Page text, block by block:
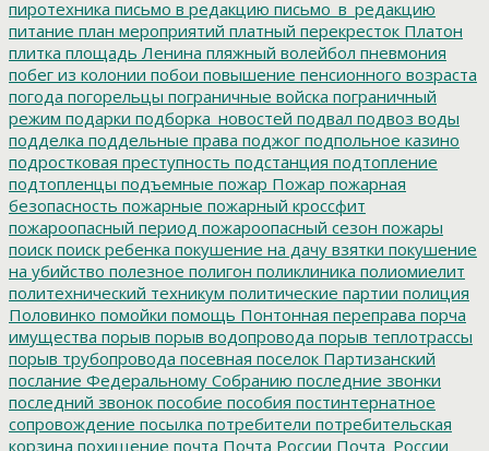
пиротехника письмо в редакцию письмо_в_редакцию
питание план мероприятий платный перекресток Платон
плитка площадь Ленина пляжный волейбол пневмония
побег из колонии побои повышение пенсионного возраста
погода погорельцы пограничные войска пограничный
режим подарки подборка_новостей подвал подвоз воды
подделка поддельные права поджог подпольное казино
подростковая преступность подстанция подтопление
подтопленцы подъемные пожар Пожар пожарная
безопасность пожарные пожарный кроссфит
пожароопасный период пожароопасный сезон пожары
поиск поиск ребенка покушение на дачу взятки покушение
на убийство полезное полигон поликлиника полиомиелит
политехнический техникум политические партии полиция
Половинко помойки помощь Понтонная переправа порча
имущества порыв порыв водопровода порыв теплотрассы
порыв трубопровода посевная поселок Партизанский
послание Федеральному Собранию последние звонки
последний звонок пособие пособия постинтернатное
сопровождение посылка потребители потребительская
корзина похищение почта Почта России Почта_России